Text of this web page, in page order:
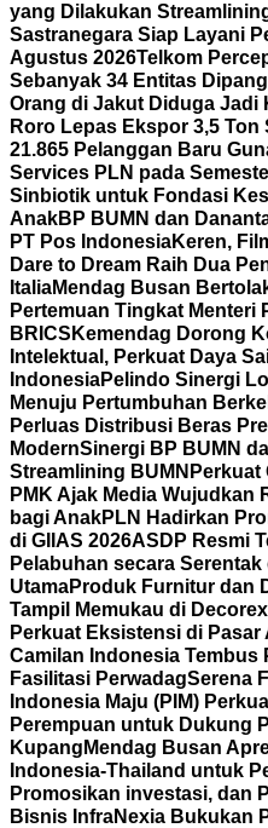
yang Dilakukan
Sastranegara Siap Layani
Agustus 2026Telkom
Sebanyak 34 Entitas
Orang di Jakut Diduga Jadi
Roro Lepas Ekspor 3,5
21.865 Pelanggan Baru
Services PLN pada
Sinbiotik untuk Fondasi
AnakBP BUMN dan
PT Pos IndonesiaKeren,
Dare to Dream Raih Dua
ItaliaMendag Busan
Pertemuan Tingkat Menteri
BRICS Kemendag Dorong
Intelektual, Perkuat Daya
IndonesiaPelindo Sinergi
Menuju Pertumbuhan
Perluas Distribusi Beras
ModernSinergi BP BUMN
Streamlining BUMN Perkuat
PMK Ajak Media Wujudkan
bagi AnakPLN Hadirkan
di GIIAS 2026ASDP Resmi
Pelabuhan secara
UtamaProduk Furnitur dan
Tampil Memukau di
Perkuat Eksistensi di Pasar
Camilan Indonesia Tembus
Fasilitasi PerwadagSerena
Indonesia Maju (PIM)
Perempuan untuk Dukung
Kupang Mendag Busan
Indonesia-Thailand untuk
Promosikan investasi, dan
Bisnis InfraNexia Bukukan